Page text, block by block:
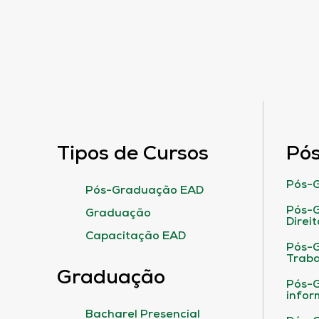
Tipos de Cursos
Pós-Graduação EAD
Graduação
Capacitação EAD
Graduação
Bacharel Presencial
Pós-
Pós-
Pós-
Pós-